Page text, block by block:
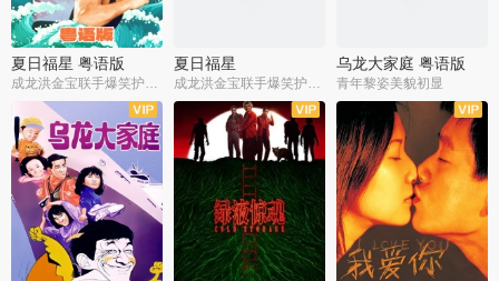
夏日福星 粤语版
成龙洪金宝联手爆笑护美女
夏日福星
成龙洪金宝联手爆笑护美女
乌龙大家庭 粤语版
青年黎姿美貌初显